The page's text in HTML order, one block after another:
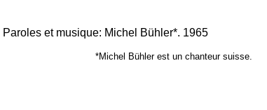
Paroles et musique: Michel Bühler*. 1965
*Michel Bühler est un chanteur suisse.